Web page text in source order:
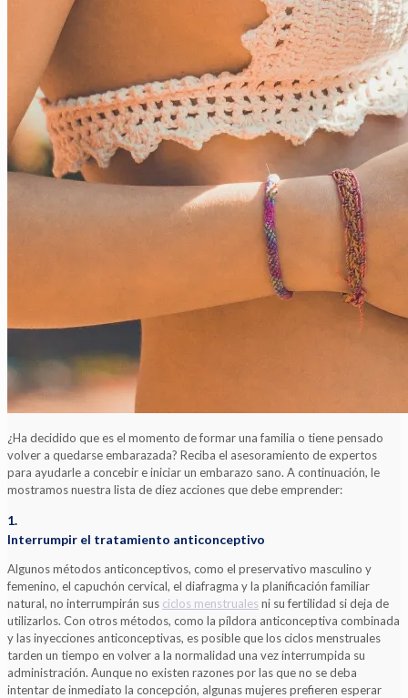
¿Ha decidido que es el momento de formar una familia o tiene pensado
volver a quedarse embarazada? Reciba el asesoramiento de expertos
para ayudarle a concebir e iniciar un embarazo sano. A continuación, le
mostramos nuestra lista de diez acciones que debe emprender:
1.
Interrumpir el tratamiento anticonceptivo
Algunos métodos anticonceptivos, como el preservativo masculino y
femenino, el capuchón cervical, el diafragma y la planificación familiar
natural, no interrumpirán sus ciclos menstruales ni su fertilidad si deja de
utilizarlos. Con otros métodos, como la píldora anticonceptiva combinada
y las inyecciones anticonceptivas, es posible que los ciclos menstruales
tarden un tiempo en volver a la normalidad una vez interrumpida su
administración. Aunque no existen razones por las que no se deba
intentar de inmediato la concepción, algunas mujeres prefieren esperar